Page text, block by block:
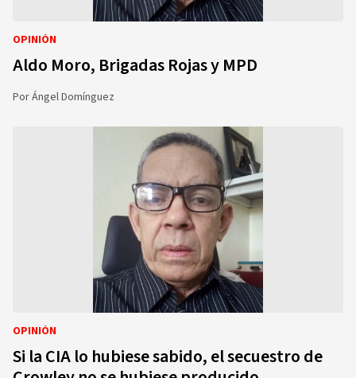
OPINIÓN
Aldo Moro, Brigadas Rojas y MPD
PorÁngel Domínguez
OPINIÓN
Si la CIA lo hubiese sabido, el secuestro de